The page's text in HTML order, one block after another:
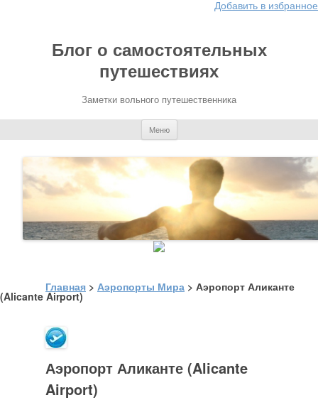
Добавить в избранное
Блог о самостоятельных
путешествиях
Заметки вольного путешественника
Меню
Главная > Аэропорты Мира > Аэропорт Аликанте
(Alicante Airport)
Аэропорт Аликанте (Alicante
Airport)